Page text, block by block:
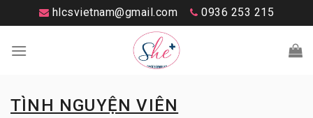
to
content
hlcsvietnam@gmail.com 0936 253 215
TÌNH NGUYỆN VIÊN